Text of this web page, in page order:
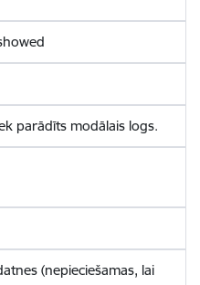
parādīts modālais logs.
(nepieciešamas, lai